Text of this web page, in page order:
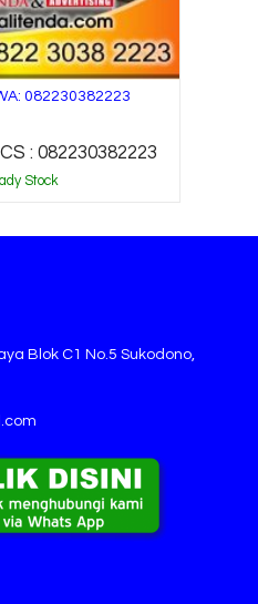
082230382223
: 082230382223
Stock
Blok C1 No.5 Sukodono,